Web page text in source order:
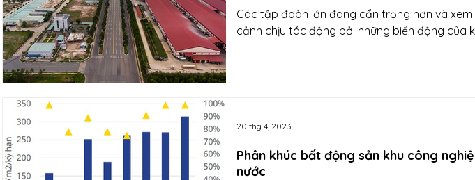
Các tập đoàn lớn đang cẩn trọng hơn và
cảnh chịu tác động bởi những biến động của
Phân khúc bất động sản khu công
nước
20 thg 4, 2023